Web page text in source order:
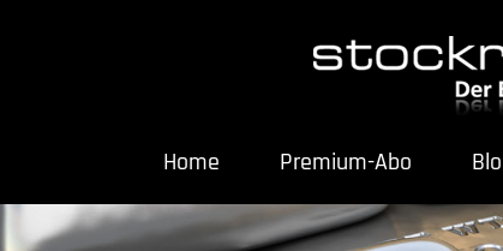
Home Premium-Abo